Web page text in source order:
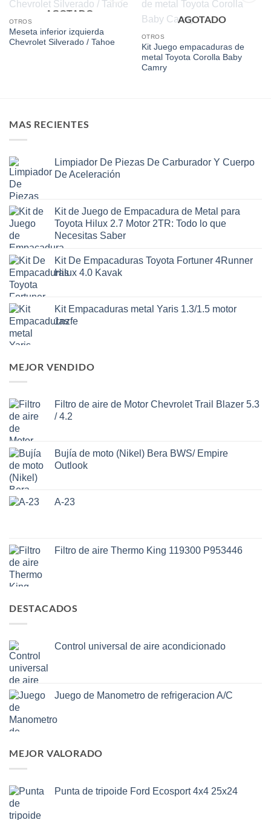
AGOTADO
OTROS
Meseta inferior izquierda
Chevrolet Silverado / Tahoe
AGOTADO
OTROS
Kit Juego empacaduras de
metal Toyota Corolla Baby
Camry
MAS RECIENTES
Limpiador De Piezas De Carburador Y Cuerpo
De Aceleración
Kit de Juego de Empacadura de Metal para
Toyota Hilux 2.7 Motor 2TR: Todo lo que
Necesitas Saber
Kit De Empacaduras Toyota Fortuner 4Runner
Hilux 4.0 Kavak
Kit Empacaduras metal Yaris 1.3/1.5 motor
1nzfe
MEJOR VENDIDO
Filtro de aire de Motor Chevrolet Trail Blazer 5.3
/ 4.2
Bujía de moto (Nikel) Bera BWS/ Empire
Outlook
A-23
Filtro de aire Thermo King 119300 P953446
DESTACADOS
Control universal de aire acondicionado
Juego de Manometro de refrigeracion A/C
MEJOR VALORADO
Punta de tripoide Ford Ecosport 4x4 25x24